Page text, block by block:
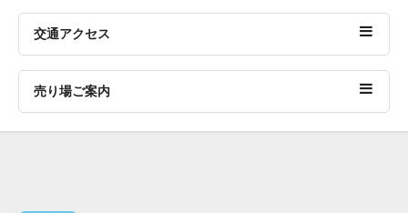
交通アクセス
売り場ご案内